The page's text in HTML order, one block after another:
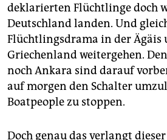
deklarierten Flüchtlinge doch
Deutschland landen. Und
Flüchtlingsdrama in der Ägäis
Griechenland weitergehen.
noch Ankara sind darauf
auf morgen den Schalter
Boatpeople zu stoppen.
Doch genau das verlangt